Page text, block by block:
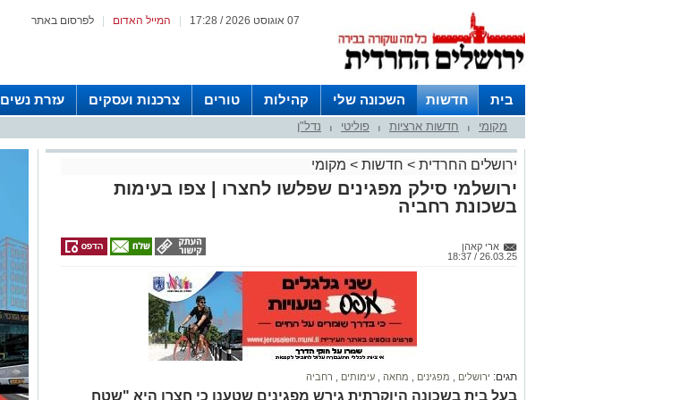
לפרסום באתר המייל האדום 07 אוגוסט 2026 / 17:28
בית חדשות השכונה שלי קהילות טורים צרכנות ועסקים עזרת נשים
חצרות
מקומי חדשות ארציות פוליטי נדל"ן
ירושלים החרדית > חדשות > מקומי
ירושלמי סילק מפגינים שפלשו לחצרו | צפו בעימות
בשכונת רחביה
ארי קאהן
26.03.25 / 18:37
תגים: ירושלים מפגינים מחאה עימותים רחביה
בעל בית בשכונה היוקרתית גירש מפגינים שטענו כי חצרו היא "שטח